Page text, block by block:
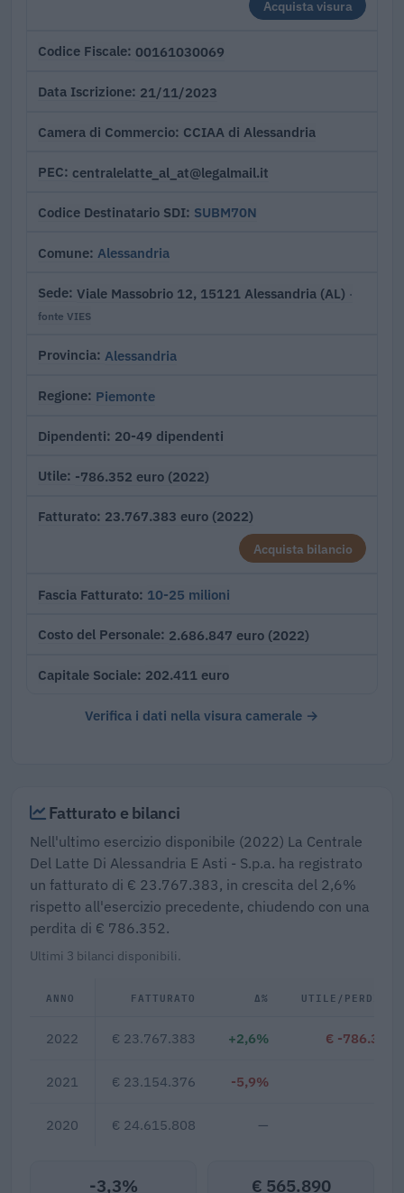
Acquista visura
Codice Fiscale 00161030069
Data Iscrizione 21/11/2023
Camera di Commercio CCIAA di Alessandria
PEC centralelatte_al_at@legalmail.it
Codice Destinatario SDI SUBM70N
Comune Alessandria
Sede Viale Massobrio 12, 15121 Alessandria (AL) ·
fonte VIES
Provincia Alessandria
Regione Piemonte
Dipendenti 20-49 dipendenti
Utile -786.352 euro (2022)
Fatturato 23.767.383 euro (2022)
Acquista bilancio
Fascia Fatturato 10-25 milioni
Costo del Personale 2.686.847 euro (2022)
Capitale Sociale 202.411 euro
Verifica i dati nella visura camerale →
Fatturato e bilanci
Nell'ultimo esercizio disponibile (2022) La Centrale
Del Latte Di Alessandria E Asti - S.p.a. ha registrato
un fatturato di € 23.767.383, in crescita del 2,6%
rispetto all'esercizio precedente, chiudendo con una
perdita di € 786.352.
Ultimi 3 bilanci disponibili.
ANNO FATTURATO Δ% UTILE/PERDITA
2022 € 23.767.383 +2,6% € -786.352
2021 € 23.154.376 -5,9%
2020 € 24.615.808 —
-3,3% € 565.890